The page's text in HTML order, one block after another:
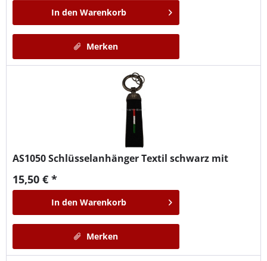
In den Warenkorb
Merken
AS1050Schlüsselanhänger Textil schwarz mit
15,50 € *
In den Warenkorb
Merken